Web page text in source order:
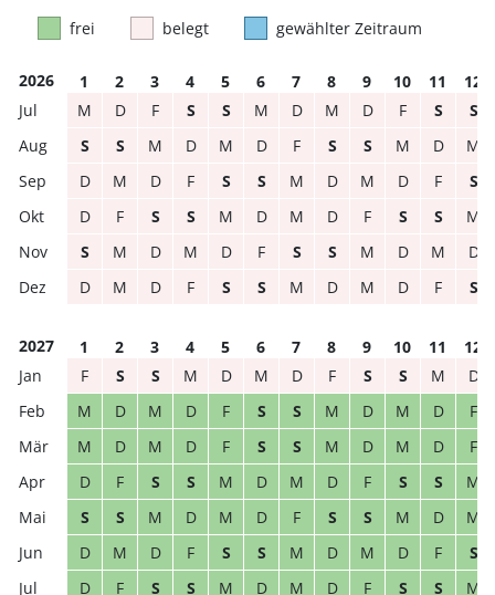
frei belegt gewählter Zeitraum
2026 1 2 3 4 5 6 7 8 9 10 11
12
M
D F S S M D M D F S
S
S
S M D M D F S S M D
M
D
M D F S S M D M D F
S
D
F S S M D M D F S S
M
S
M D M D F S S M D M
D
D
M D F S S M D M D F S
2027 1 2 3 4 5 6 7 8 9 10 11
12
F
S S M D M D F S S M
D
M
D M D F S S M D M D
F
M
D M D F S S M D M D
F
D
F S S M D M D F S S
M
S
S M D M D F S S M D
M
D
M D F S S M D M D F
S
D
F S S M D M D F S S M